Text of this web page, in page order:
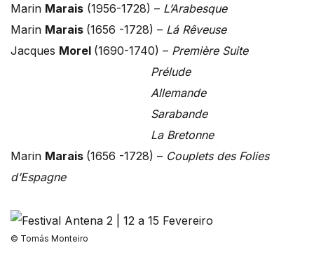
Marin Marais (1956-1728) – L’Arabesque
Marin Marais (1656 -1728) – Lá Rêveuse
Jacques Morel (1690-1740) – Première Suite
Prélude
Allemande
Sarabande
La Bretonne
Marin Marais (1656 -1728) – Couplets des Folies
d’Espagne
© Tomás Monteiro